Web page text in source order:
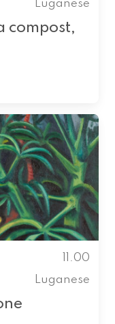
Luganese
compost,
11.00
Luganese